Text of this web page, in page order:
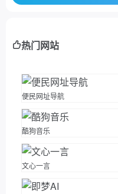
热门网站
便民网址导航
酷狗音乐
文心一言